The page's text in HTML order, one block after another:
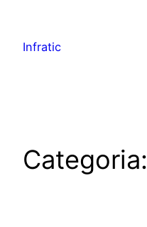
Infratic
Categoria: